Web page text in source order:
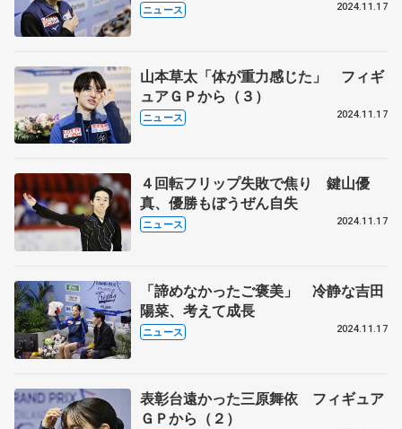
ニュース 2024.11.17
山本草太「体が重力感じた」 フィギ
ュアＧＰから（３）
ニュース 2024.11.17
４回転フリップ失敗で焦り 鍵山優
真、優勝もぼうぜん自失
ニュース 2024.11.17
「諦めなかったご褒美」 冷静な吉田
陽菜、考えて成長
ニュース 2024.11.17
表彰台遠かった三原舞依 フィギュア
ＧＰから（２）